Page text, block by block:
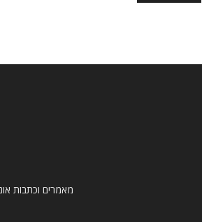
מאמרים וכתבות